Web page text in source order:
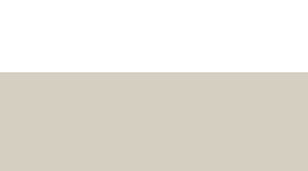
seg ned med popkorn og en god film?
god plass og har muligheten til å